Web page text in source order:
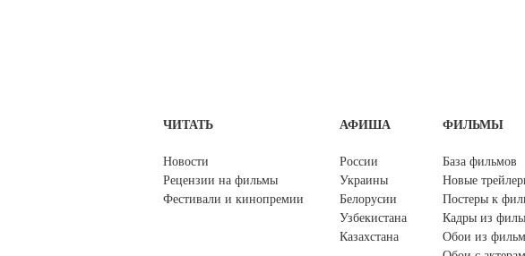
ЧИТАТЬ
Новости
Рецензии на фильмы
Фестивали и кинопремии
АФИША
России
Украины
Белорусии
Узбекистана
Казахстана
ФИЛЬМЫ
База фильмов
Новые
Постеры к
Кадры из
Обои из